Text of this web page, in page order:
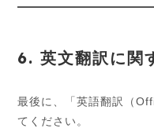
6. 英文翻訳に関
最後に、「英語翻訳（
てください。